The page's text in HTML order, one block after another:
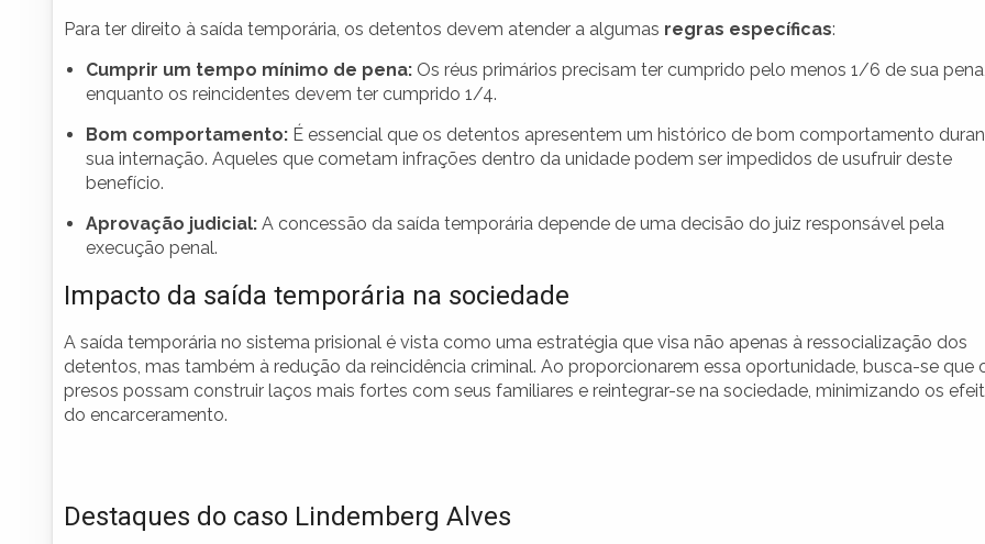
Para ter direito à saída temporária, os detentos devem atender a algumas regras específicas:
Cumprir um tempo mínimo de pena: Os réus primários precisam ter cumprido pelo menos 1/6 de sua
enquanto os reincidentes devem ter cumprido 1/4.
Bom comportamento: É essencial que os detentos apresentem um histórico de bom comportamento
sua internação. Aqueles que cometam infrações dentro da unidade podem ser impedidos de usufruir deste
benefício.
Aprovação judicial: A concessão da saída temporária depende de uma decisão do juiz responsável pela
execução penal.
Impacto da saída temporária na sociedade
A saída temporária no sistema prisional é vista como uma estratégia que visa não apenas à ressocialização dos
detentos, mas também à redução da reincidência criminal. Ao proporcionarem essa oportunidade, busca-se que
presos possam construir laços mais fortes com seus familiares e reintegrar-se na sociedade, minimizando os
do encarceramento.
Destaques do caso Lindemberg Alves